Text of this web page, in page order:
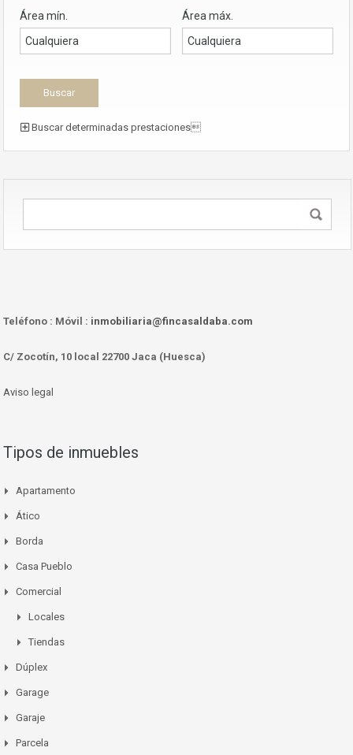
Área mín. Área máx.
Buscar determinadas prestaciones
Teléfono : Móvil : inmobiliaria@fincasaldaba.com
C/ Zocotín, 10 local 22700 Jaca (Huesca)
Aviso legal
Tipos de inmuebles
Apartamento
Ático
Borda
Casa Pueblo
Comercial
Locales
Tiendas
Dúplex
Garage
Garaje
Parcela